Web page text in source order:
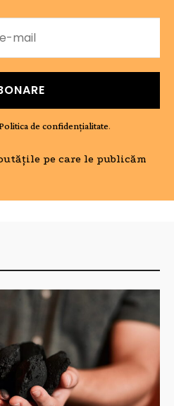
de confidențialitate.
pe care le publicăm